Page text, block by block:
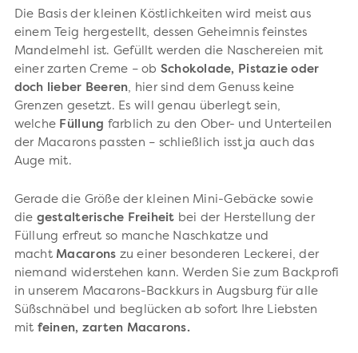
Die Basis der kleinen Köstlichkeiten wird meist aus
einem Teig hergestellt, dessen Geheimnis feinstes
Mandelmehl ist. Gefüllt werden die Naschereien mit
einer zarten Creme – ob Schokolade, Pistazie oder
doch lieber Beeren, hier sind dem Genuss keine
Grenzen gesetzt. Es will genau überlegt sein,
welche Füllung farblich zu den Ober- und Unterteilen
der Macarons passten – schließlich isst ja auch das
Auge mit.
Gerade die Größe der kleinen Mini-Gebäcke sowie
die gestalterische Freiheit bei der Herstellung der
Füllung erfreut so manche Naschkatze und
macht Macarons zu einer besonderen Leckerei, der
niemand widerstehen kann. Werden Sie zum Backprofi
in unserem Macarons-Backkurs in Augsburg für alle
Süßschnäbel und beglücken ab sofort Ihre Liebsten
mit feinen, zarten Macarons.